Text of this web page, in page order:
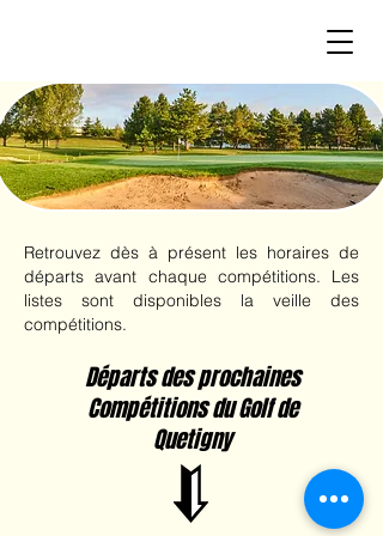
Retrouvez dès à présent les horaires de
départs avant chaque compétitions. Les
listes sont disponibles la veille des
compétitions.
Départs des prochaines
Compétitions du Golf de
Quetigny